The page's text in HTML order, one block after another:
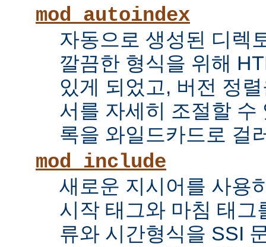
mod_autoindex
자동으로 생성된 디렉
깔끔한 형식을 위해
있게 되었고, 버전 정
서를 자세히 조절할 수
록을 와일드카드로 걸
mod_include
새로운 지시어를 사용
시작 태그와 마침 태그
류와 시간형식을 SSI